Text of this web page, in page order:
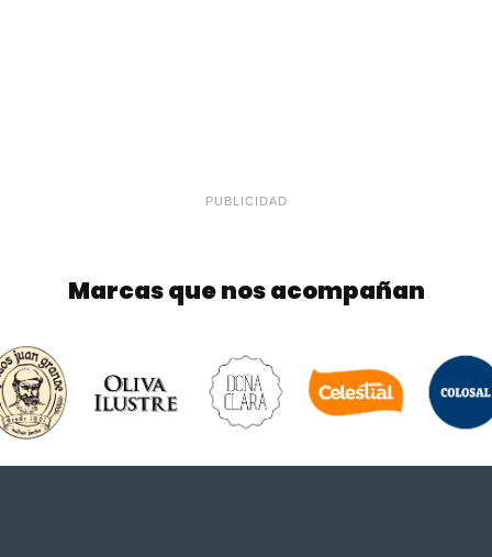
PUBLICIDAD
Marcas que nos acompañan